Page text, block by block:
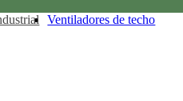
Ventiladores de techo